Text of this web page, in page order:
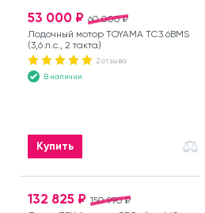
60 000 ₽
53 000 ₽
Лодочный мотор TOYAMA TC3.6BMS
(3,6 л.с., 2 такта)
2 отзыва
В наличии
Купить
150 990 ₽
132 825 ₽